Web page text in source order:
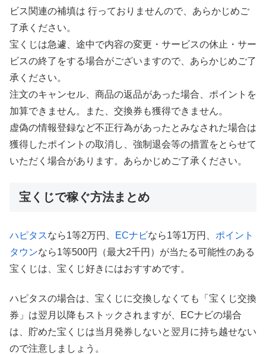
ビス関連の補填は 行っておりませんので、あらかじめご
了承ください。
宝くじは急遽、途中で内容の変更・サービスの休止・サー
ビスの終了をする場合がございますので、あらかじめご了
承ください。
注文のキャンセル、商品の返品があった場合、ポイントを
加算できません。また、交換券も獲得できません。
虚偽の情報登録など不正行為があったとみなされた場合は
獲得したポイントの取消し、強制退会等の措置をとらせて
いただく場合があります。あらかじめご了承ください。
宝くじで稼ぐ方法まとめ
ハピタスなら1等2万円、 ECナビなら1等1万円、 ポイント
タウンなら1等500円（最大2千円）が当たる可能性のある
宝くじは、宝くじ好きにはおすすめです。
ハピタスの場合は、宝くじに交換しなくても「宝くじ交換
券」は翌月以降もストックされますが、ECナビの場合
は、貯めた宝くじは当月発券しないと翌月に持ち越せない
ので注意しましょう。